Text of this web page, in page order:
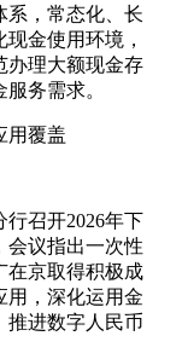
系，常态化、长
金使用环境，
办理大额现金存
务需求。
用覆盖
召开2026年下
会议指出一次性
在京取得积极成
用，深化运用金
推进数字人民币